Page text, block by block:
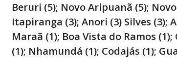
Beruri (5); Novo Aripuanã (5);
Itapiranga (3); Anori (3) Silves (3);
Maraã (1); Boa Vista do Ramos
(1); Nhamundá (1); Codajás (1);